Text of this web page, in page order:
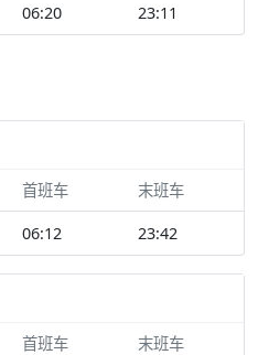
06:20 23:11
首班车 末班车
06:12 23:42
首班车 末班车